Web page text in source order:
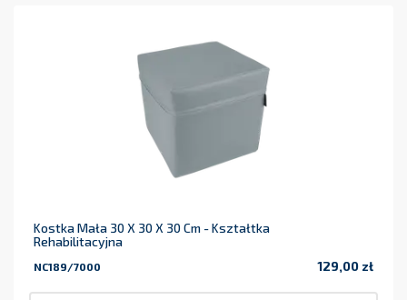
Kostka Mała 30 X 30 X 30 Cm - Kształtka
Rehabilitacyjna
NC189/7000 129,00 zł